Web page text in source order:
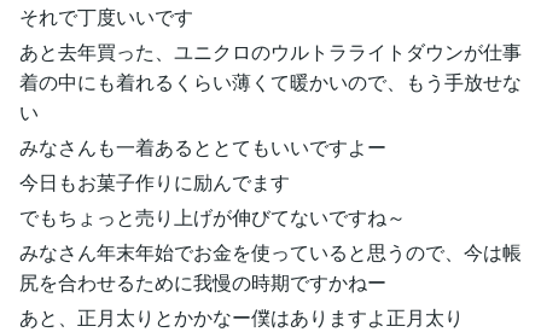
それで丁度いいです
あと去年買った、ユニクロのウルトラライトダウンが仕事
着の中にも着れるくらい薄くて暖かいので、もう手放せな
い
みなさんも一着あるととてもいいですよー
今日もお菓子作りに励んでます
でもちょっと売り上げが伸びてないですね～
みなさん年末年始でお金を使っていると思うので、今は帳
尻を合わせるために我慢の時期ですかねー
あと、正月太りとかかなー僕はありますよ正月太り